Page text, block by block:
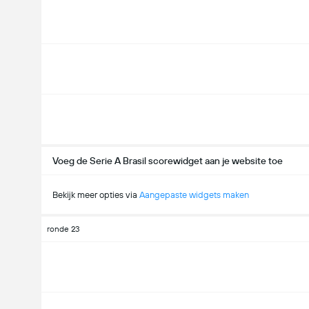
Voeg de Serie A Brasil scorewidget aan je website toe
Bekijk meer opties via Aangepaste widgets maken
ronde 23